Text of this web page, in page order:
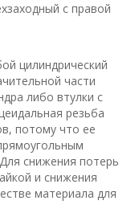
с правой
цилиндрический
части
либо втулки с
резьба
потому что ее
снижения потерь
и снижения
материала для